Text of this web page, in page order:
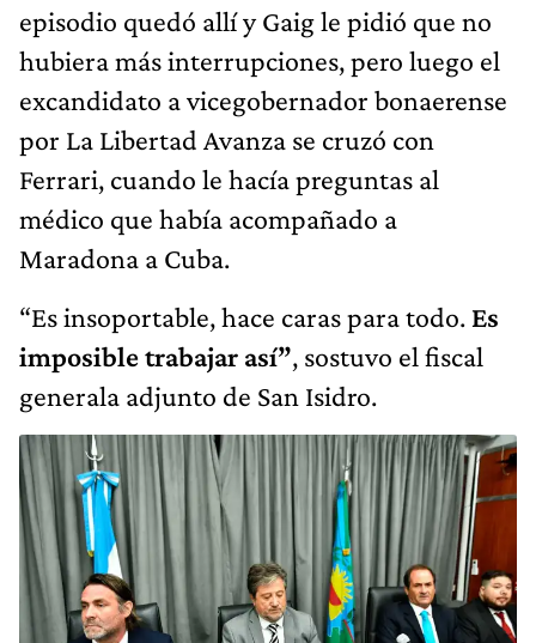
episodio quedó allí y Gaig le pidió que no
hubiera más interrupciones, pero luego el
excandidato a vicegobernador bonaerense
por La Libertad Avanza se cruzó con
Ferrari, cuando le hacía preguntas al
médico que había acompañado a
Maradona a Cuba.
“Es insoportable, hace caras para todo. Es
imposible trabajar así”, sostuvo el fiscal
generala adjunto de San Isidro.